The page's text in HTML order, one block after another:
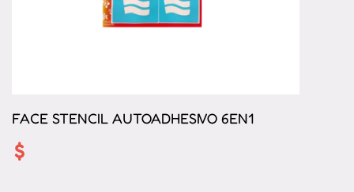
FACE STENCIL AUTOADHESIVO 6EN1
$